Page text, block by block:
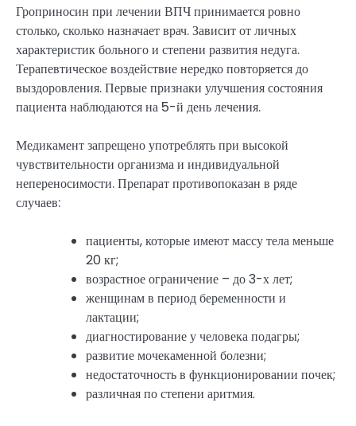
Гроприносин при лечении ВПЧ принимается ровно
столько, сколько назначает врач. Зависит от личных
характеристик больного и степени развития недуга.
Терапевтическое воздействие нередко повторяется до
выздоровления. Первые признаки улучшения состояния
пациента наблюдаются на 5-й день лечения.
Медикамент запрещено употреблять при высокой
чувствительности организма и индивидуальной
непереносимости. Препарат противопоказан в ряде
случаев:
пациенты, которые имеют массу тела меньше
20 кг;
возрастное ограничение – до 3-х лет;
женщинам в период беременности и
лактации;
диагностирование у человека подагры;
развитие мочекаменной болезни;
недостаточность в функционировании почек;
различная по степени аритмия.